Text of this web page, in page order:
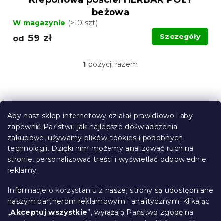
Aby nasz sklep internetowy działał prawidłowo i aby
zapewnić Państwu jak najlepsze doświadczenia
zakupowe, używamy plików cookies i podobnych
technologii. Dzięki nim możemy analizować ruch na
stronie, personalizować treści i wyświetlać odpowiednie
reklamy.
Informacje o korzystaniu z naszej strony są udostępniane
naszym partnerom reklamowym i analitycznym. Klikając
„Akceptuj wszystkie”, wyrażają Państwo zgodę na
beżowa
W magazynie (>10 szt)
od 59 zł Szczegóły
K
t
o
l
k
i
l
i
y
1 pozycji razem
S
Informacje dla Ciebie
Śledzenie zamówienia
Opcje dostawy
Metody płatności
Reklamacje i zwroty towarów
Kontakt
Regulamin